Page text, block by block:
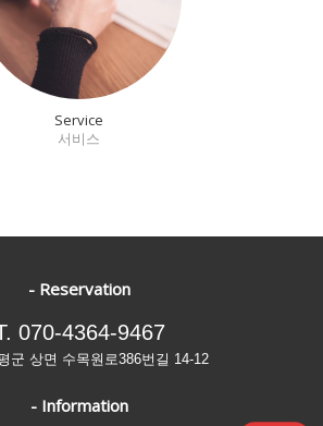
Service
서비스
- Reservation
070-4364-9467
군 상면 수목원로386번길 14-12
- Information